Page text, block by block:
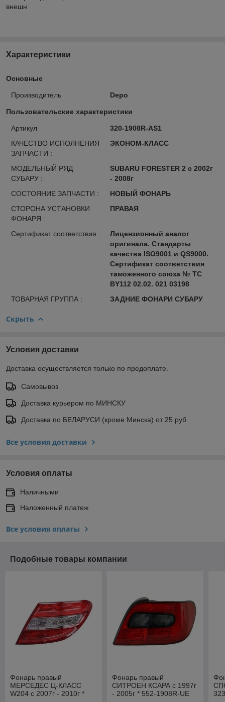
внешн
Характеристики
Основные
Производитель Depo
Пользовательские характеристики
Артикул
320-1908R-AS1
КАЧЕСТВО ИСПОЛНЕНИЯ
ЗАПЧАСТИ :
ЭКОНОМ-КЛАСС
МОДЕЛЬНЫЙ РЯД
СУБАРУ :
SUBARU FORESTER 2 с 2002г
- 2008г
СОСТОЯНИЕ ЗАПЧАСТИ :
НОВЫЙ ФОНАРЬ
СТОРОНА УСТАНОВКИ
ФОНАРЯ :
ПРАВАЯ
Сертификат соответствия :
Лицензионный аналог
оригинала. Стандарты
качества ISO9001 и QS9000.
Сертификат соответствия
таможенного союза № ТС
BY112 02.02. 021 03198
ТОВАРНАЯ ГРУППА :
ЗАДНИЕ ФОНАРИ СУБАРУ
Скрыть
Условия доставки
Доставка осуществляется только по предоплате.
Самовывоз
Доставка курьером по МИНСКУ
Доставка по БЕЛАРУСИ (кроме Минска) от 25 руб
Все условия доставки
Условия оплаты
Наличными
Наложенный платеж
Все условия оплаты
Подобные товары компании
Фонарь правый
МЕРСЕДЕС Ц-КЛАСС
W204 с 2007г - 2010г *
Фонарь правый
СИТРОЕН КСАРА с 1997г
- 2005г * 552-1908R-UE